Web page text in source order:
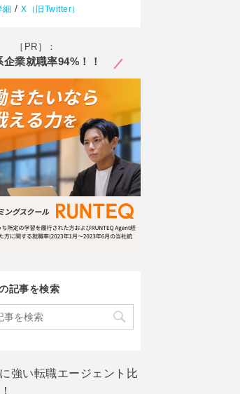
細 /X（旧Twitter）
［PR］：
企業就職率94%！！
記事を検索